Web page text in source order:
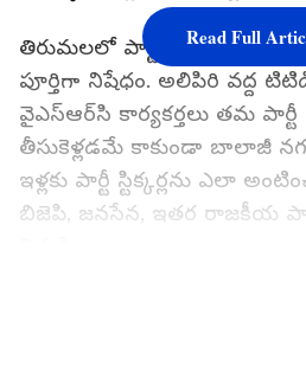
తిరుమలలో పార్టీ జెండాలు, ప్రచార
పూర్తిగా నిషేధం. అలిపిరి వద్ద
వైఎస్ఆర్‌సి కార్యకర్తలు తమ పార్టీ
తీసుకెళ్లడమే కాకుండా బాలాజీ
ఇళ్లకు పార్టీ స్టిక్కర్లను ఎలా
బిజెపి, జనసేన, ఇతర రాజకీయ
Read Full